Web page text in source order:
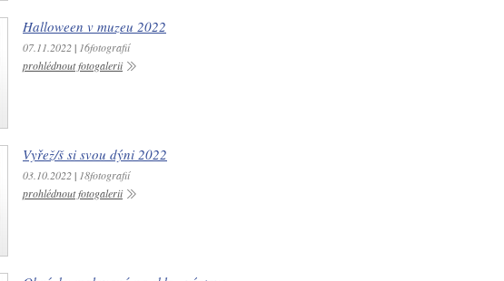
Halloween v muzeu 2022
07.11.2022| 16fotografií
prohlédnout fotogalerii
Vyřež/š si svou dýni 2022
03.10.2022| 18fotografií
prohlédnout fotogalerii